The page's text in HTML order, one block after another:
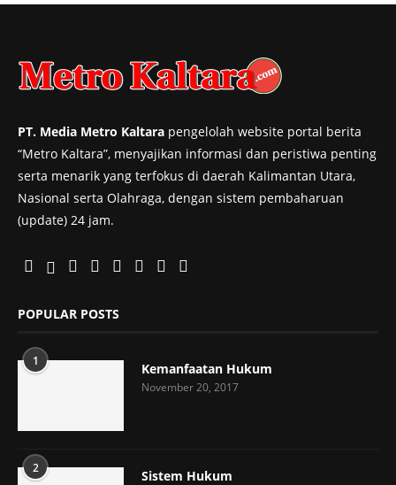
PT. Media Metro Kaltara pengelolah website portal berita
“Metro Kaltara”, menyajikan informasi dan peristiwa penting
serta menarik yang terfokus di daerah Kalimantan Utara,
Nasional serta Olahraga, dengan sistem pembaharuan
(update) 24 jam.
POPULAR POSTS
1 Kemanfaatan Hukum
November 20, 2017
2 Sistem Hukum